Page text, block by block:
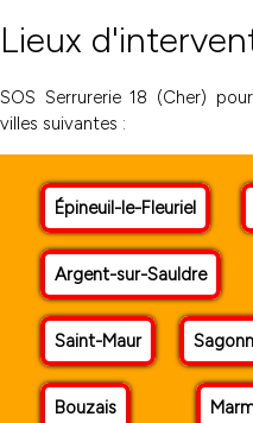
Lieux
SOS Serrurerie 18 (Cher)
villes suivantes :
Épineuil-le-Fleuriel
Argent-sur-Sauldre
Saint-Maur
Bouzais